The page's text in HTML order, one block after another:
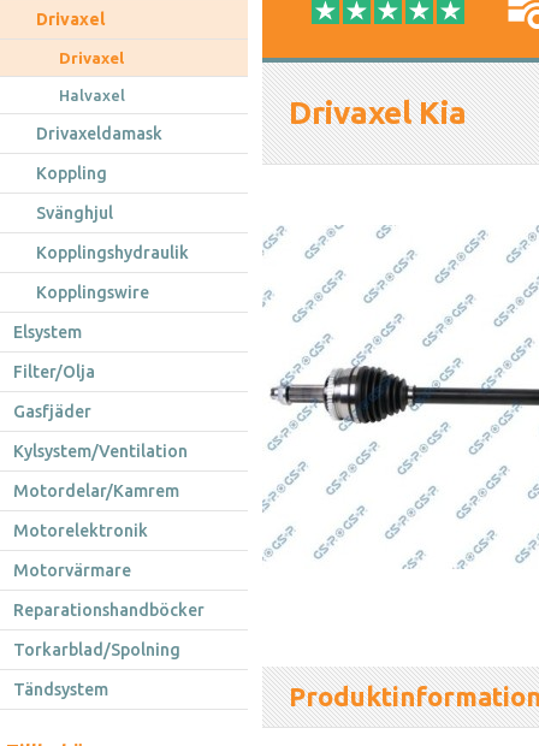
Drivaxel
Drivaxel
Halvaxel
Drivaxeldamask
Koppling
Svänghjul
Kopplingshydraulik
Kopplingswire
Elsystem
Filter/Olja
Gasfjäder
Kylsystem/Ventilation
Motordelar/Kamrem
Motorelektronik
Motorvärmare
Reparationshandböcker
Torkarblad/Spolning
Tändsystem
Drivaxel Kia